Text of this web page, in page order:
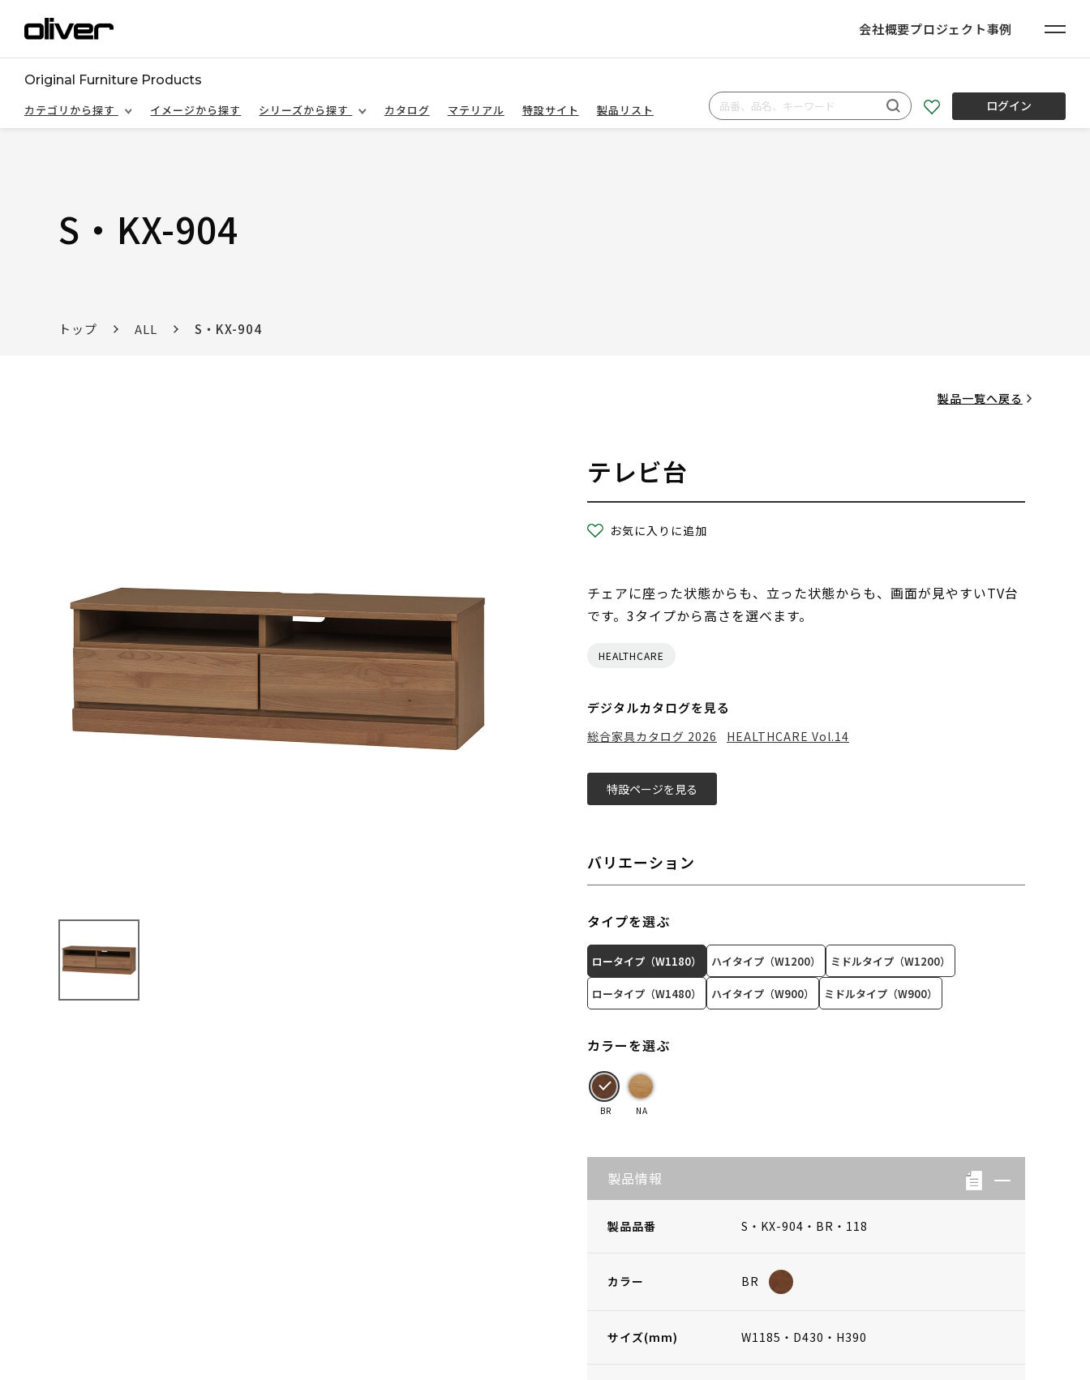
会社概要プロジェクト事例
Original Furniture Products
カテゴリから探す
イメージから探す シリーズから探す カタログ マテリアル 特設サイト 製品リスト ログイン
S・KX-904
トップ ALL S・KX-904
製品一覧へ戻る
テレビ台
お気に入りに追加
チェアに座った状態からも、立った状態からも、画面が見やすいTV台
です。3タイプから高さを選べます。
HEALTHCARE
デジタルカタログを見る
総合家具カタログ 2026 HEALTHCARE Vol.14
特設ページを見る
バリエーション
タイプを選ぶ
ロータイプ（W1180） ハイタイプ（W1200） ミドルタイプ（W1200）
ロータイプ（W1480） ハイタイプ（W900） ミドルタイプ（W900）
カラーを選ぶ
BR NA
製品情報
製品品番 S・KX-904・BR・118
カラー BR
サイズ(mm) W1185・D430・H390